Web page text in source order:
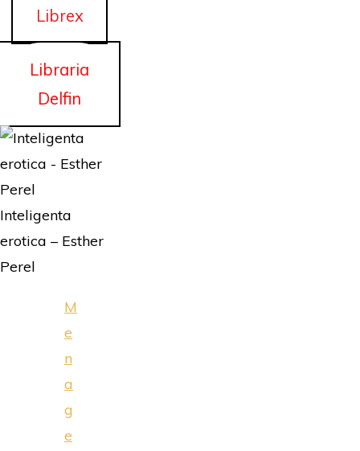
Librex
Libraria
Delfin
Inteligenta
erotica – Esther
Perel
M
e
n
a
g
e